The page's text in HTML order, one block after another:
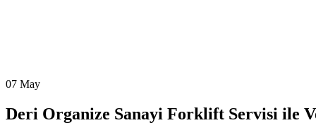
07 May
Deri Organize Sanayi Forklift Servisi ile